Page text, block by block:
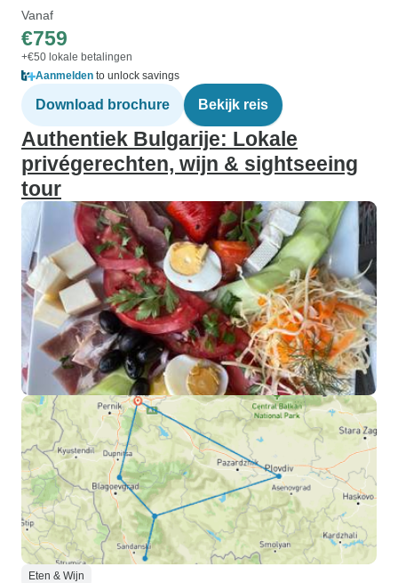
Vanaf
€759
+€50 lokale betalingen
Aanmelden to unlock savings
Download brochure Bekijk reis
Authentiek Bulgarije: Lokale
privégerechten, wijn & sightseeing
tour
Eten & Wijn